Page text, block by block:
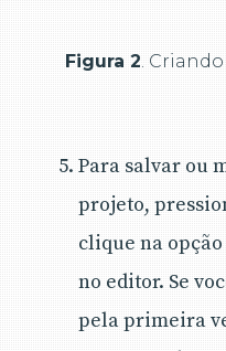
Figura 2 .
Para salvar ou
projeto,
clique na opção
no editor. Se
pela primeira